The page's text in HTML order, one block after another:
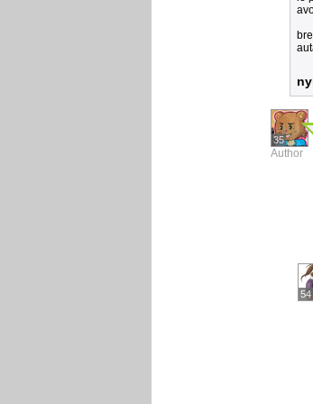
35
Author
54